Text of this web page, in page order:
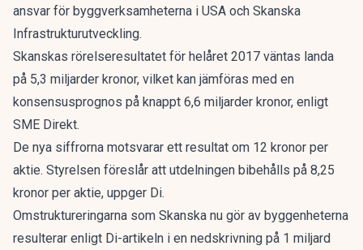
ansvar för byggverksamheterna i USA och Skanska
Infrastrukturutveckling.
Skanskas rörelseresultatet för helåret 2017 väntas landa
på 5,3 miljarder kronor, vilket kan jämföras med en
konsensusprognos på knappt 6,6 miljarder kronor, enligt
SME Direkt.
De nya siffrorna motsvarar ett resultat om 12 kronor per
aktie. Styrelsen föreslår att utdelningen bibehålls på 8,25
kronor per aktie, uppger Di.
Omstruktureringarna som Skanska nu gör av byggenheterna
resulterar enligt Di-artikeln i en nedskrivning på 1 miljard